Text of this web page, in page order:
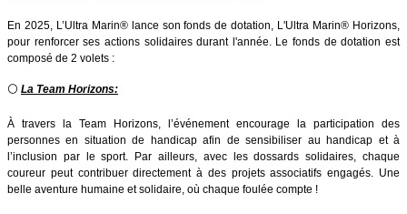
En 2025, L’Ultra Marin® lance son fonds de dotation, L'Ultra Marin® Horizons,
pour renforcer ses actions solidaires durant l'année. Le fonds de dotation est
composé de 2 volets :
⚪️ La Team Horizons:
À travers la Team Horizons, l’événement encourage la participation des
personnes en situation de handicap afin de sensibiliser au handicap et à
l’inclusion par le sport. Par ailleurs, avec les dossards solidaires, chaque
coureur peut contribuer directement à des projets associatifs engagés. Une
belle aventure humaine et solidaire, où chaque foulée compte !